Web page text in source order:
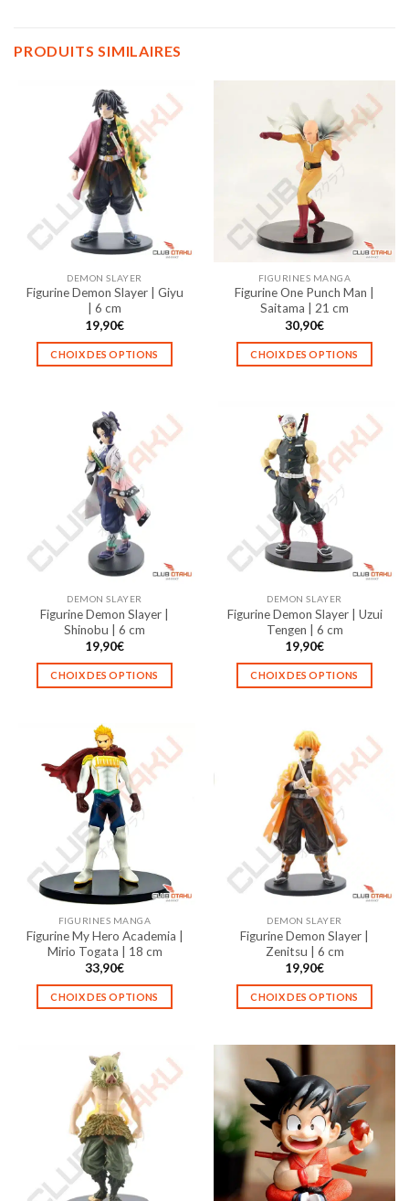
PRODUITS SIMILAIRES
DEMON SLAYER
Figurine Demon Slayer | Giyu
| 6 cm
19,90€
CHOIX DES OPTIONS
a
plusieurs
variations.
Les
options
peuvent
être
choisies
sur
page
du
produit
FIGURINES MANGA
Figurine One Punch Man |
Saitama | 21 cm
30,90€
CHOIX DES OPTIONS
a
plusieurs
variations.
Les
options
peuvent
être
choisies
sur
page
du
produit
DEMON SLAYER
Figurine Demon Slayer |
Shinobu | 6 cm
19,90€
CHOIX DES OPTIONS
a
plusieurs
variations.
Les
options
peuvent
être
choisies
sur
la
page
du
produit
DEMON SLAYER
Figurine Demon Slayer | Uzui
Tengen | 6 cm
19,90€
CHOIX DES OPTIONS
a
plusieurs
variations.
Les
options
peuvent
être
choisies
sur
page
du
produit
FIGURINES MANGA
Figurine My Hero Academia |
Mirio Togata | 18 cm
33,90€
CHOIX DES OPTIONS
a
plusieurs
variations.
Les
options
peuvent
être
choisies
DEMON SLAYER
Figurine Demon Slayer |
Zenitsu | 6 cm
19,90€
CHOIX DES OPTIONS
plusieurs
variations.
Les
options
peuvent
être
choisies